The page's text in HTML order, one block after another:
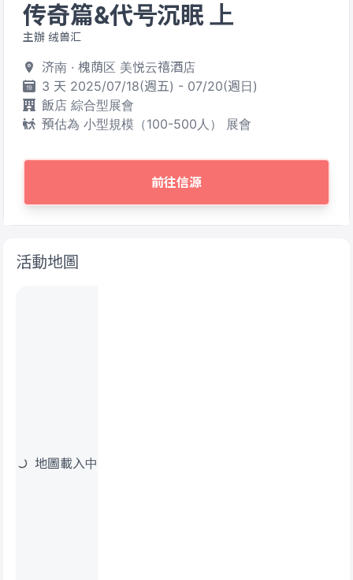
传奇篇&代号沉眠 上
主辦 绒兽汇
济南 · 槐荫区 美悦云禧酒店
3 天 2025/07/18(週五) - 07/20(週日)
飯店 綜合型展會
預估為 小型規模（100-500人） 展會
前往信源
活動地圖
地圖載入中